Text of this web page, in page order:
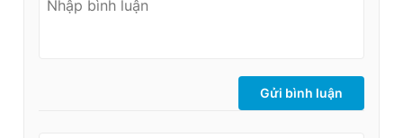
Gửi bình luận